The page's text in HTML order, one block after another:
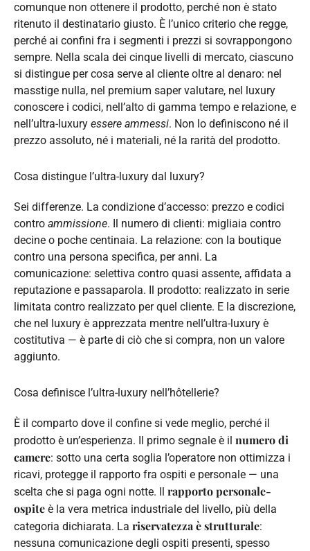
comunque non ottenere il prodotto, perché non è stato
ritenuto il destinatario giusto. È l’unico criterio che regge,
perché ai confini fra i segmenti i prezzi si sovrappongono
sempre. Nella scala dei cinque livelli di mercato, ciascuno
si distingue per cosa serve al cliente oltre al denaro: nel
masstige nulla, nel premium saper valutare, nel luxury
conoscere i codici, nell’alto di gamma tempo e relazione, e
nell’ultra-luxury essere ammessi. Non lo definiscono né il
prezzo assoluto, né i materiali, né la rarità del prodotto.
Cosa distingue l’ultra-luxury dal luxury?
Sei differenze. La condizione d’accesso: prezzo e codici
contro ammissione. Il numero di clienti: migliaia contro
decine o poche centinaia. La relazione: con la boutique
contro una persona specifica, per anni. La
comunicazione: selettiva contro quasi assente, affidata a
reputazione e passaparola. Il prodotto: realizzato in serie
limitata contro realizzato per quel cliente. E la discrezione,
che nel luxury è apprezzata mentre nell’ultra-luxury è
costitutiva — è parte di ciò che si compra, non un valore
aggiunto.
Cosa definisce l’ultra-luxury nell’hôtellerie?
È il comparto dove il confine si vede meglio, perché il
prodotto è un’esperienza. Il primo segnale è il numero di
camere: sotto una certa soglia l’operatore non ottimizza i
ricavi, protegge il rapporto fra ospiti e personale — una
scelta che si paga ogni notte. Il rapporto personale-
ospite è la vera metrica industriale del livello, più della
categoria dichiarata. La riservatezza è strutturale:
nessuna comunicazione degli ospiti presenti, spesso